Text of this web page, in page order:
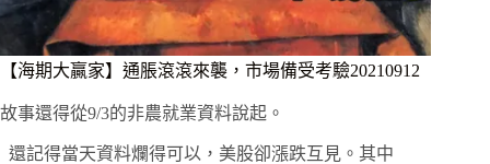
【海期大贏家】通脹滾滾來襲，市場備受考驗20210912
故事還得從9/3的非農就業資料說起。
還記得當天資料爛得可以，美股卻漲跌互見。其中